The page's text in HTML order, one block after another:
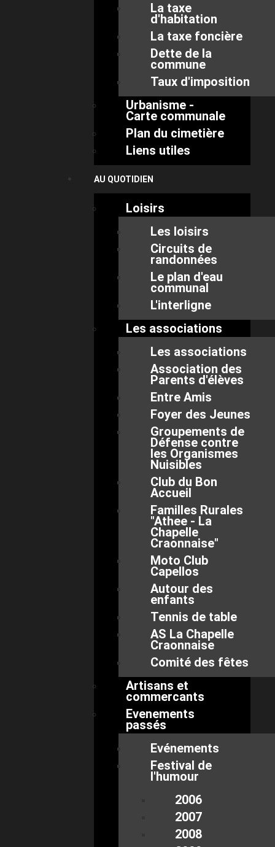
La taxe
d'habitation
La taxe foncière
Dette de la
commune
Taux d'imposition
Urbanisme -
Carte communale
Plan du cimetière
Liens utiles
AU QUOTIDIEN
Loisirs
Les loisirs
Circuits de
randonnées
Le plan d'eau
communal
L'interligne
Les associations
Les associations
Association des
Parents d'élèves
Entre Amis
Foyer des Jeunes
Groupements de
Défense contre
les Organismes
Nuisibles
Club du Bon
Accueil
Familles Rurales
"Athee - La
Chapelle
Craonnaise"
Moto Club
Capellos
Autour des
enfants
Tennis de table
AS La Chapelle
Craonnaise
Comité des fêtes
Artisans et
commercants
Evenements
passés
Evénements
Festival de
l'humour
2006
2007
2008